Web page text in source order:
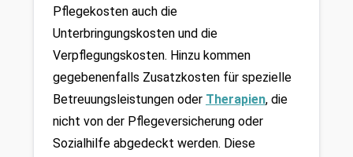
Pflegekosten auch die
Unterbringungskosten und die
Verpflegungskosten. Hinzu kommen
gegebenenfalls Zusatzkosten für spezielle
Betreuungsleistungen oder Therapien, die
nicht von der Pflegeversicherung oder
Sozialhilfe abgedeckt werden. Diese